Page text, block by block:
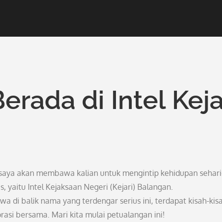
di Intel
akan membawa kalian untuk mengintip kehidupan
yaitu Intel Kejaksaan Negeri (Kejari) Balangan.
di balik nama yang terdengar serius ini, terdapat kisah-
bersama. Mari kita mulai petualangan ini!